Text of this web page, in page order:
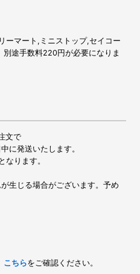
ーマート,ミニストップ,セイコー
途手数料220円が必要になりま
文で
に発送いたします。
なります。
生じる場合がございます。予め
こちらをご確認ください。